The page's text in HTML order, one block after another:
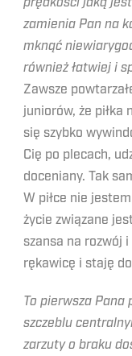
zamienia Pan na
mknąć
również łatwiej i
Zawsze
juniorów, że
się szybko
Cię po plecach,
doceniany. Tak
W piłce nie
życie związane
szansa na rozwój
rękawicę i staję
To pierwsza Pana
szczeblu
zarzuty o braku